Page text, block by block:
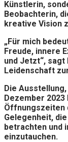
Künstlerin,
Beobachterin,
kreative Vision
„Für mich
Freude, innere
und Jetzt“,
Leidenschaft
Die
Dezember
Öffnungszeiten
Gelegenheit,
betrachten und
einzutauchen.